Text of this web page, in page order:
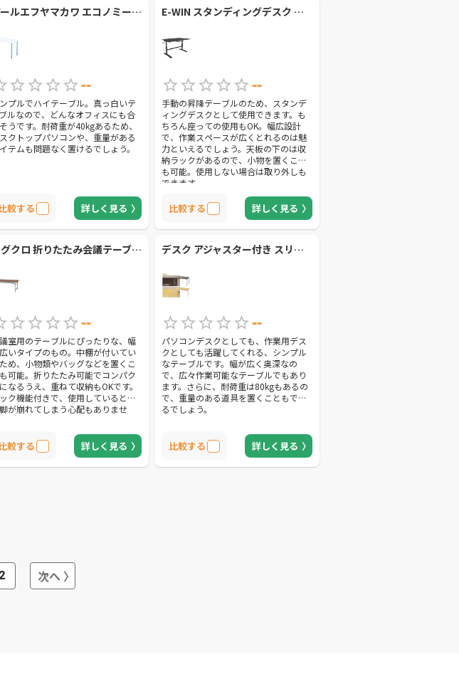
アールエフヤマカワ エコノミーテーブル (RFEMD1260W)【アールエフヤマカワ】
--
プルでハイテーブル。真っ白いテ
ルなので、どんなオフィスにも合
うです。耐荷重が40kgあるため、
クトップパソコンや、重量がある
テムも問題なく置けるでしょう。
較する 詳しく見る
E-WIN スタンディングデスク 手動無段階高さ調節 (SD2-BK)【E-WIN 】
--
手動の昇降テーブルのため、スタンデ
ィングデスクとして使用できます。も
ちろん座っての使用もOK。幅広設計
で、作業スペースが広くとれるのは魅
力といえるでしょう。天板の下のは収
納ラックがあるので、小物を置くこと
も可能。使用しない場合は取り外しも
できます。
比較する 詳しく見る
カグクロ 折りたたみ会議テーブル 長机 (NTH-1860-TK)【カグクロ】
--
室用のテーブルにぴったりな、幅
いタイプのもの。中棚が付いてい
め、小物類やバッグなどを置くこ
可能。折りたたみ可能でコンパク
なるうえ、重ねて収納もOKです。
ク機能付きで、使用しているとき
が崩れてしまう心配もありませ
較する 詳しく見る
デスク アジャスター付き スリム (MFD-1460(NB/IV)) 【山善】
--
パソコンデスクとしても、作業用デス
クとしても活躍してくれる、シンプル
なテーブルです。幅が広く奥深なの
で、広々作業可能なテーブルでもあり
ます。さらに、耐荷重は80kgもあるの
で、重量のある道具を置くこともでき
るでしょう。
比較する 詳しく見る
次へ